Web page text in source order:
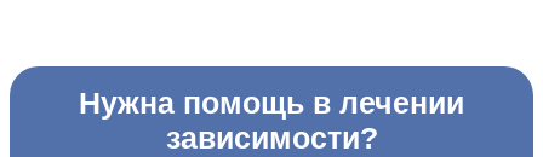
Нужна помощь в лечении
зависимости?